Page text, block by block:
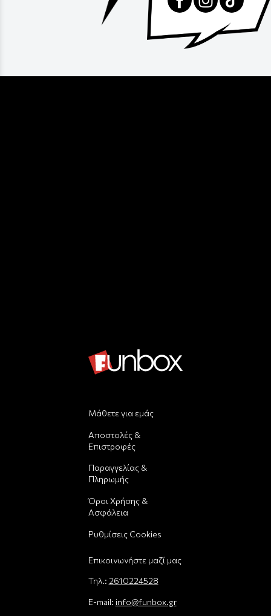
Μάθετε για εμάς
Αποστολές &
Επιστροφές
Παραγγελίας &
Πληρωμής
Όροι Χρήσης &
Ασφάλεια
Ρυθμίσεις Cookies
Επικοινωνήστε μαζί μας
Τηλ.: 2610224528
E-mail: info@funbox.gr